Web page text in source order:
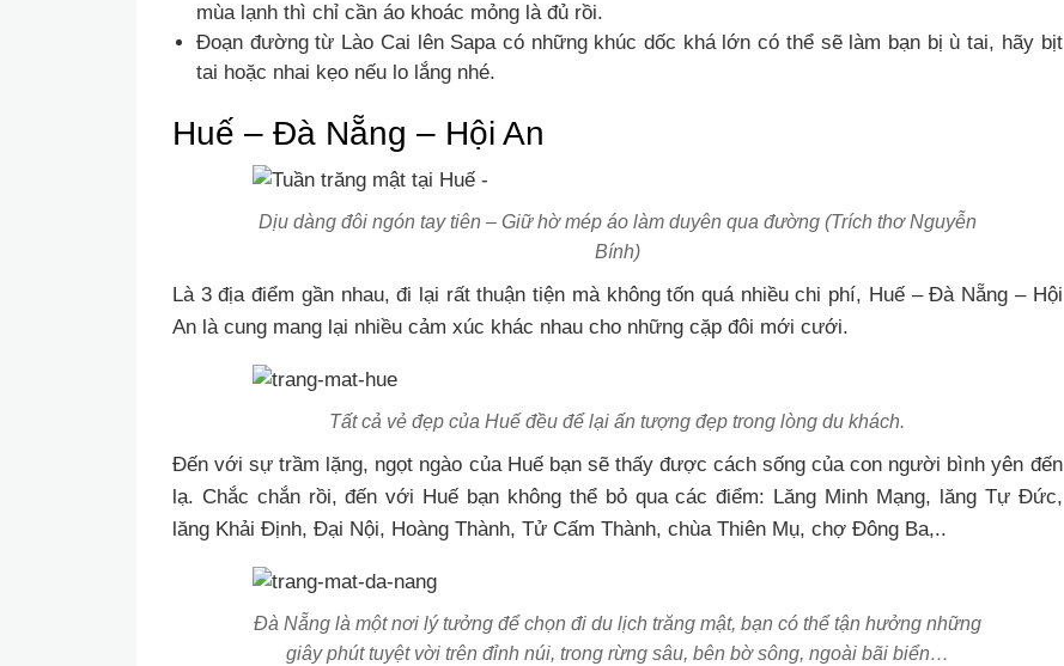
mùa lạnh thì chỉ cần áo khoác mỏng là đủ rồi.
Đoạn đường từ Lào Cai lên Sapa có những khúc dốc khá lớn có thể sẽ làm bạn bị ù tai, hãy bịt
tai hoặc nhai kẹo nếu lo lắng nhé.
Huế – Đà Nẵng – Hội An
Dịu dàng đôi ngón tay tiên – Giữ hờ mép áo làm duyên qua đường (Trích thơ Nguyễn
Bính)
Là 3 địa điểm gần nhau, đi lại rất thuận tiện mà không tốn quá nhiều chi phí, Huế – Đà Nẵng – Hội
An là cung mang lại nhiều cảm xúc khác nhau cho những cặp đôi mới cưới.
Tất cả vẻ đẹp của Huế đều để lại ấn tượng đẹp trong lòng du khách.
Đến với sự trầm lặng, ngọt ngào của Huế bạn sẽ thấy được cách sống của con người bình yên đến
lạ. Chắc chắn rồi, đến với Huế bạn không thể bỏ qua các điểm: Lăng Minh Mạng, lăng Tự Đức,
lăng Khải Định, Đại Nội, Hoàng Thành, Tử Cấm Thành, chùa Thiên Mụ, chợ Đông Ba,..
Đà Nẵng là một nơi lý tưởng để chọn đi du lịch trăng mật, bạn có thể tận hưởng những
giây phút tuyệt vời trên đỉnh núi, trong rừng sâu, bên bờ sông, ngoài bãi biển…